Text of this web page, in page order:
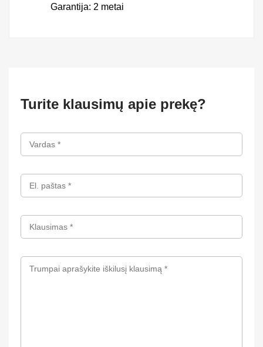
Garantija: 2 metai
Turite klausimų apie prekę?